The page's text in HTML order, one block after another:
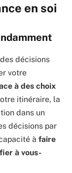
en soi
décisions
votre
à des choix
itinéraire, la
dans un
décisions par
à faire
à vous-